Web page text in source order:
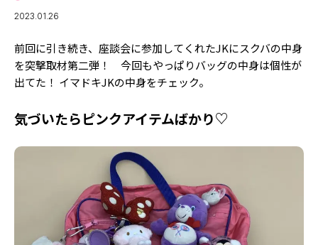
TikTok
Instagram
YouTube
ゲッターズ飯田
MISS SEVENTEEN
ミスセブンティーンニュース
バックナンバー
INFORMATION
Seventeenについて
2023.01.26
前回に引き続き、座談会に参加してくれたJKにスクバの中身
を突撃取材第二弾！ 今回もやっぱりバッグの中身は個性が
出てた！ イマドキJKの中身をチェック。
気づいたらピンクアイテムばかり♡